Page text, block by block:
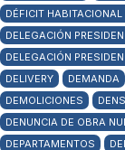
DÉFICIT
DELEGACIÓN
DELEGACIÓN
DELIVERY
DEMANDA
DEMOLICIONES
DENUNCIA DE OBRA
DEPARTAMENTOS